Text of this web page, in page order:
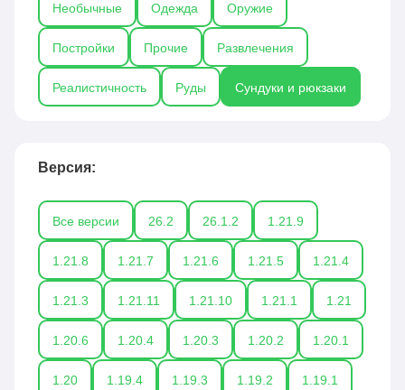
Необычные Одежда Оружие
Постройки Прочие Развлечения
Реалистичность Руды Сундуки и рюкзаки
Версия:
Все версии 26.2 26.1.2 1.21.9
1.21.8 1.21.7 1.21.6 1.21.5 1.21.4
1.21.3 1.21.11 1.21.10 1.21.1 1.21
1.20.6 1.20.4 1.20.3 1.20.2 1.20.1
1.20 1.19.4 1.19.3 1.19.2 1.19.1